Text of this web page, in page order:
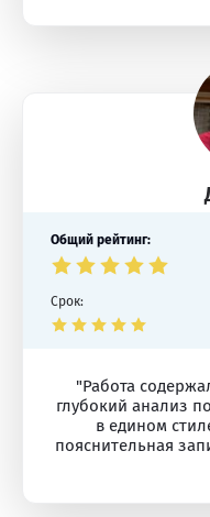
Общий рейтинг:
Срок:
"Работа
глубокий анализ
в едином
пояснительная